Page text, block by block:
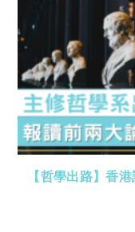
【哲學出路】香